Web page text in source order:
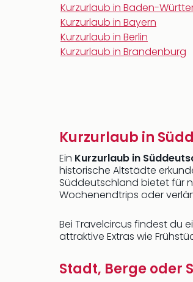
Kurzurlaub in Baden-
Kurzurlaub in Bayern
Kurzurlaub in Berlin
Kurzurlaub in Brandenburg
Kurzurlaub in
Ein Kurzurlaub in
historische Altstädte
Süddeutschland bietet für
Wochenendtrips oder
Bei Travelcircus findest du
attraktive Extras wie
Stadt, Berge oder